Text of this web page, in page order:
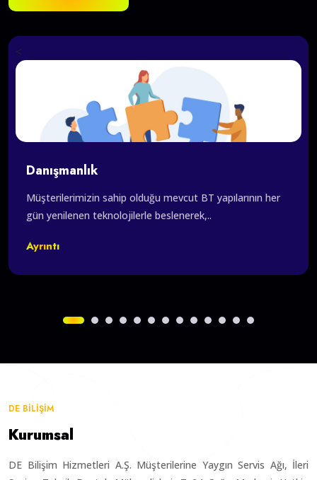
<
Danışmanlık
Müşterilerimizin sahip olduğu mevcut BT yapılarının her
gün yenilenen teknolojilerle beslenerek,..
Ayrıntı
DE BİLİŞİM
Kurumsal
DE Bilişim Hizmetleri A.Ş. Müşterilerine Yaygın Servis Ağı, İleri